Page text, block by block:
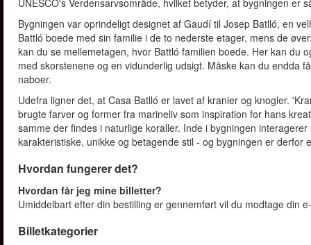
UNESCO's Verdensarvsområde, hvilket betyder, at bygningen er
Bygningen var oprindeligt designet af Gaudí til Josep Batlló, en
Battló boede med sin familie i de to nederste etager, mens de
kan du se mellemetagen, hvor Battló familien boede. Her kan du
med skorstenene og en vidunderlig udsigt. Måske kan du endda
naboer.
Udefra ligner det, at Casa Batlló er lavet af kranier og knogler.
brugte farver og former fra marineliv som inspiration for hans
samme der findes i naturlige koraller. Inde i bygningen
karakteristiske, unikke og betagende stil - og bygningen er
Hvordan fungerer det?
Hvordan får jeg mine billetter?
Umiddelbart efter din bestilling er gennemført vil du modtage din
Billetkategorier